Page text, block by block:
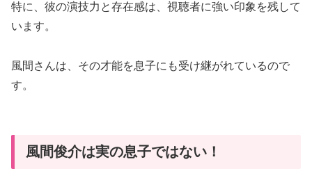
特に、彼の演技力と存在感は、視聴者に強い印象を残して
います。
風間さんは、その才能を息子にも受け継がれているので
す。
風間俊介は実の息子ではない！